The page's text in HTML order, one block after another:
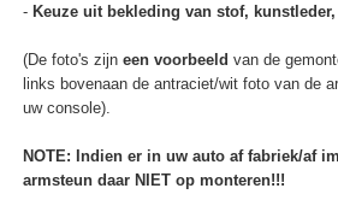
- Keuze uit bekleding van stof,
(De foto's zijn een voorbeeld van de
links bovenaan de antraciet/wit foto van de
uw console).
NOTE: Indien er in uw auto af fabriek/af
armsteun daar NIET op monteren!!!